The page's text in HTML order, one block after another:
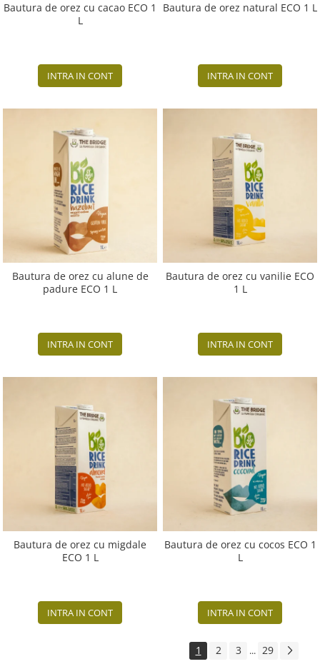
Bautura de orez cu cacao ECO 1
L
INTRA IN CONT
Bautura de orez natural ECO 1 L
INTRA IN CONT
Bautura de orez cu alune de
padure ECO 1 L
INTRA IN CONT
Bautura de orez cu vanilie ECO
1 L
INTRA IN CONT
Bautura de orez cu migdale
ECO 1 L
INTRA IN CONT
Bautura de orez cu cocos ECO 1
L
INTRA IN CONT
1 2 3 ... 29